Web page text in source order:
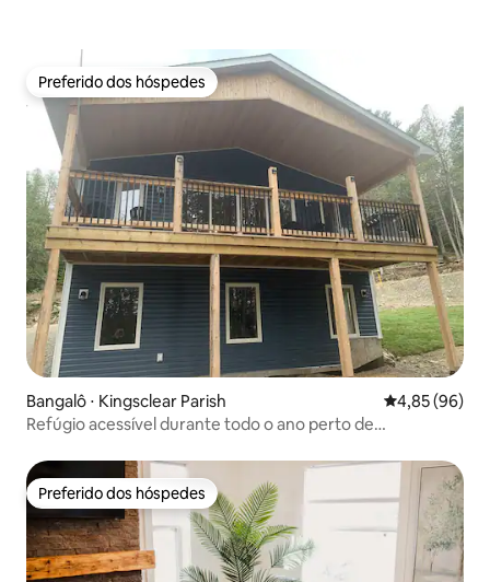
Preferido dos hóspedes
Preferido dos hóspedes
Bangalô ⋅ Kingsclear Parish 4,85 de uma
4,85 (96)
Refúgio acessível durante todo o ano perto de
Preferido dos hóspedes
Preferido dos hóspedes